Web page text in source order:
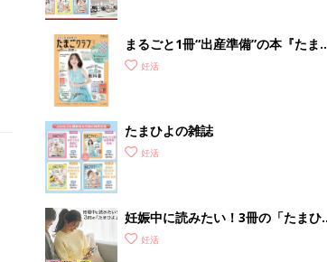
まるごと1冊“出産準備”の本『たま
クラブ 夏号』〈スペシャル大特集〉
妊活
たまひよの雑誌
妊活
妊娠中に読みたい！3冊の「たまひ
よ」妊活